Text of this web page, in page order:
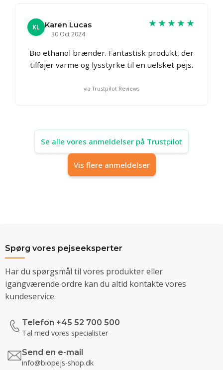
KL
Karen Lucas
30 Oct 2024
★★★★★
Bio ethanol brænder. Fantastisk produkt, der
tilføjer varme og lysstyrke til en uelsket pejs.
via Trustpilot Reviews
Se alle vores anmeldelser på Trustpilot
Vis flere anmeldelser
Spørg vores pejseeksperter
Har du spørgsmål til vores produkter eller
igangværende ordre kan du altid kontakte vores
kundeservice.
Telefon +45 52 700 500
Tal med vores specialister
Send en e-mail
info@biopejs-shop.dk